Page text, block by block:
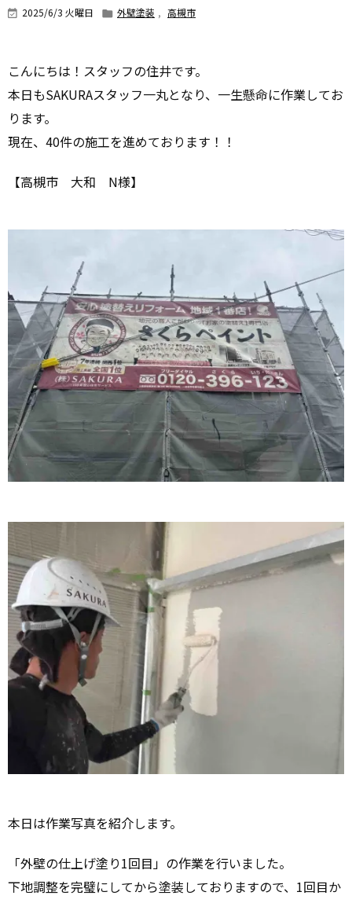
 2025/6/3 火曜日  外壁塗装 , 高槻市
こんにちは！スタッフの住井です。
本日もSAKURAスタッフ一丸となり、一生懸命に作業してお
ります。
現在、40件の施工を進めております！！
【高槻市 大和 N様】
本日は作業写真を紹介します。
「外壁の仕上げ塗り1回目」の作業を行いました。
下地調整を完璧にしてから塗装しておりますので、1回目か